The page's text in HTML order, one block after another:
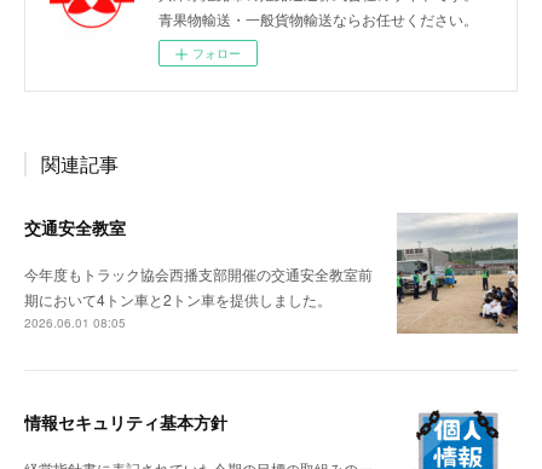
青果物輸送・一般貨物輸送ならお任せください。
フォロー
関連記事
交通安全教室
今年度もトラック協会西播支部開催の交通安全教室前
期において4トン車と2トン車を提供しました。
2026.06.01 08:05
情報セキュリティ基本方針